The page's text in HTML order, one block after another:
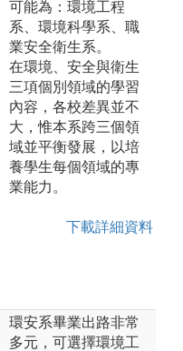
可能為：環境工程
系、環境科學系、職
業安全衛生系。
在環境、安全與衛生
三項個別領域的學習
內容，各校差異並不
大，惟本系跨三個領
域並平衡發展，以培
養學生每個領域的專
業能力。
下載詳細資料
環安系畢業出路非常
多元，可選擇環境工